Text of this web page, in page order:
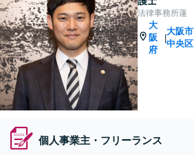
法律事務所蓮
大
阪
府
|
大阪市
中央区
個人事業主・フリーランス